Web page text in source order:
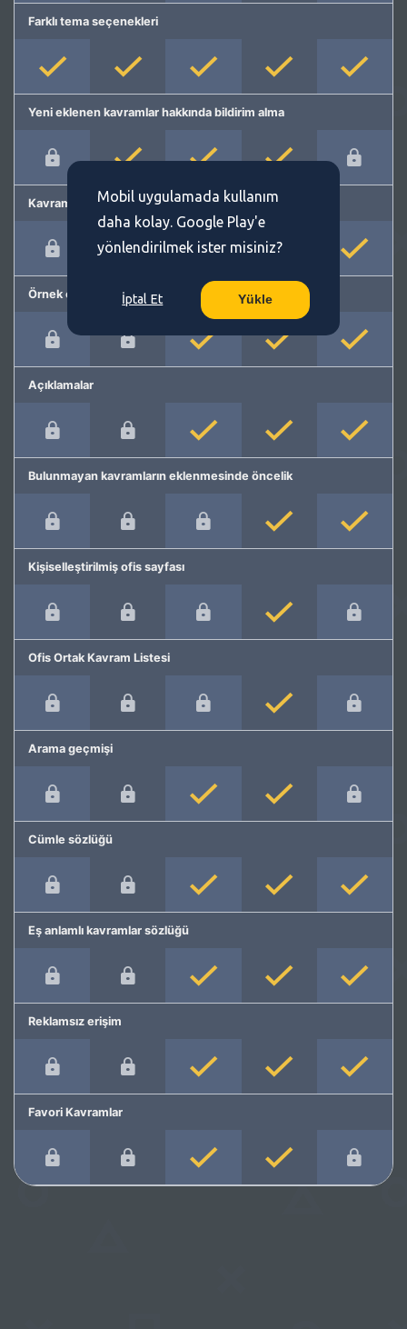
Farklı tema seçenekleri
Yeni eklenen kavramlar hakkında bildirim alma
Kavram önerme
Örnek cümleler
Açıklamalar
Bulunmayan kavramların eklenmesinde öncelik
Kişiselleştirilmiş ofis sayfası
Ofis Ortak Kavram Listesi
Arama geçmişi
Cümle sözlüğü
Eş anlamlı kavramlar sözlüğü
Reklamsız erişim
Favori Kavramlar
Mobil uygulamada kullanım
daha kolay. Google Play'e
yönlendirilmek ister misiniz?
İptal Et Yükle